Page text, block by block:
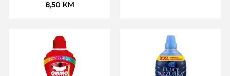
8,50 KM